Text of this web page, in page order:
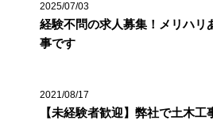
2025/07/03
経験不問の求人募集！メリハリ
事です
2021/08/17
【未経験者歓迎】弊社で土木